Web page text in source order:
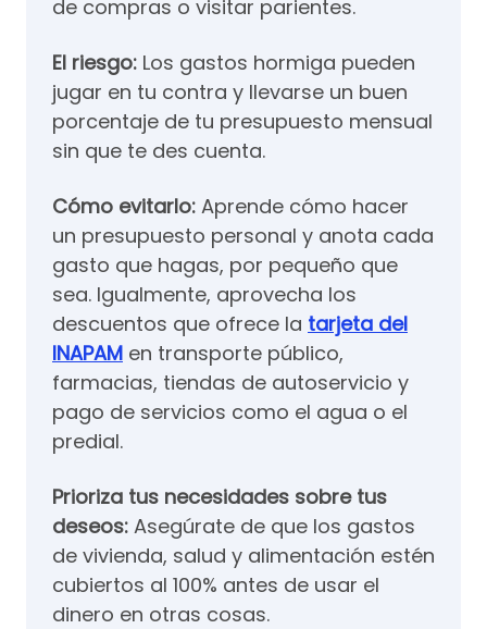
de compras o visitar parientes.
El riesgo: Los gastos hormiga pueden
jugar en tu contra y llevarse un buen
porcentaje de tu presupuesto mensual
sin que te des cuenta.
Cómo evitarlo: Aprende cómo hacer
un presupuesto personal y anota cada
gasto que hagas, por pequeño que
sea. Igualmente, aprovecha los
descuentos que ofrece la tarjeta del
INAPAM en transporte público,
farmacias, tiendas de autoservicio y
pago de servicios como el agua o el
predial.
Prioriza tus necesidades sobre tus
deseos: Asegúrate de que los gastos
de vivienda, salud y alimentación estén
cubiertos al 100% antes de usar el
dinero en otras cosas.